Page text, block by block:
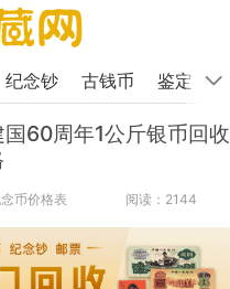
纪念钞 古钱币 鉴定
60周年1公斤银币回收
币价格表 阅读：2144